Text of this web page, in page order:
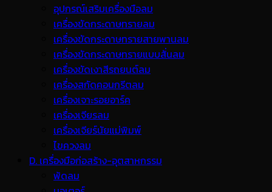
อุปกรณ์เสริมเครื่องมือลม
เครื่องขัดกระดาษทรายลม
เครื่องขัดกระดาษทรายสายพานลม
เครื่องขัดกระดาษทรายแบบสั่นลม
เครื่องขัดเงาสีรถยนต์ลม
เครื่องสกัดคอนกรีตลม
เครื่องเจาะรอยอาร์ค
เครื่องเจียรลม
เครื่องเจียร์นัยแม่พิมพ์
ไขควงลม
D. เครื่องมือก่อสร้าง-อุตสาหกรรม
พ้ดลม